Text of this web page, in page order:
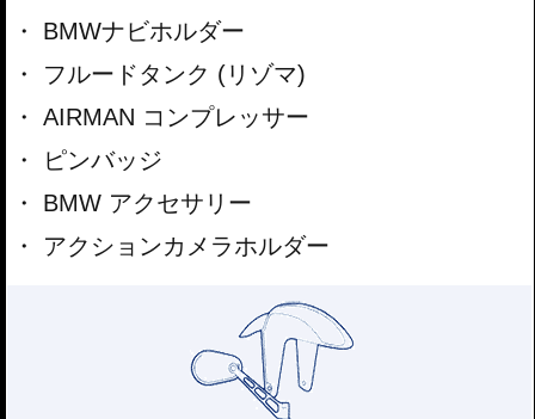
BMWナビホルダー
フルードタンク (リゾマ)
AIRMAN コンプレッサー
ピンバッジ
BMW アクセサリー
アクションカメラホルダー